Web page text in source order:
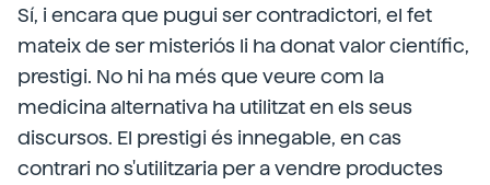
Sí, i encara que pugui ser contradictori, el fet
mateix de ser misteriós li ha donat valor científic,
prestigi. No hi ha més que veure com la
medicina alternativa ha utilitzat en els seus
discursos. El prestigi és innegable, en cas
contrari no s'utilitzaria per a vendre productes